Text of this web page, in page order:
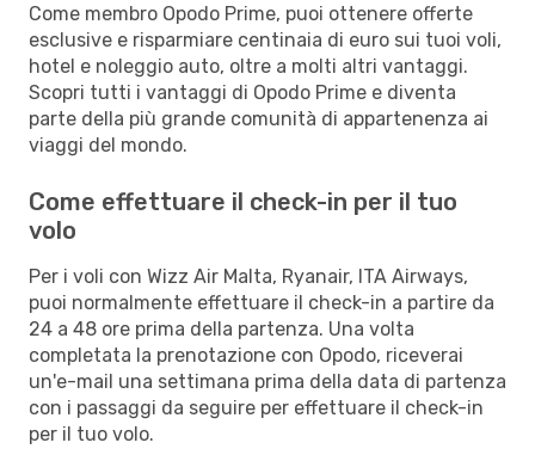
Come membro Opodo Prime, puoi ottenere offerte
esclusive e risparmiare centinaia di euro sui tuoi voli,
hotel e noleggio auto, oltre a molti altri vantaggi.
Scopri tutti i vantaggi di Opodo Prime e diventa
parte della più grande comunità di appartenenza ai
viaggi del mondo.
Come effettuare il check-in per il tuo
volo
Per i voli con Wizz Air Malta, Ryanair, ITA Airways,
puoi normalmente effettuare il check-in a partire da
24 a 48 ore prima della partenza. Una volta
completata la prenotazione con Opodo, riceverai
un'e-mail una settimana prima della data di partenza
con i passaggi da seguire per effettuare il check-in
per il tuo volo.